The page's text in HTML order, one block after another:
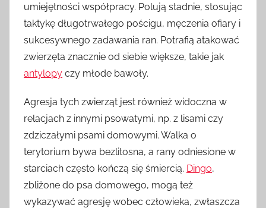
umiejętności współpracy. Polują stadnie, stosując
taktykę długotrwałego pościgu, męczenia ofiary i
sukcesywnego zadawania ran. Potrafią atakować
zwierzęta znacznie od siebie większe, takie jak
antylopy czy młode bawoły.
Agresja tych zwierząt jest również widoczna w
relacjach z innymi psowatymi, np. z lisami czy
zdziczałymi psami domowymi. Walka o
terytorium bywa bezlitosna, a rany odniesione w
starciach często kończą się śmiercią. Dingo,
zbliżone do psa domowego, mogą też
wykazywać agresję wobec człowieka, zwłaszcza